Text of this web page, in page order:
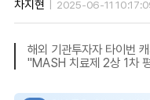
차지현 2025-06-11
해외 기관투자자 타이번
"MASH 치료제 2상 1차